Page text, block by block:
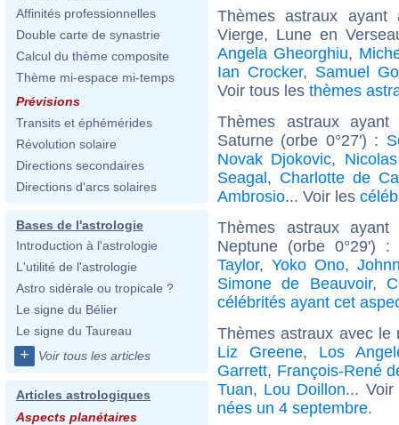
Affinités professionnelles
Double carte de synastrie
Calcul du thème composite
Thème mi-espace mi-temps
Prévisions
Transits et éphémérides
Révolution solaire
Directions secondaires
Directions d'arcs solaires
Bases de l'astrologie
Introduction à l'astrologie
L'utilité de l'astrologie
Astro sidérale ou tropicale ?
Le signe du Bélier
Le signe du Taureau
+ Voir tous les articles
Articles astrologiques
Aspects planétaires
Thèmes astraux
Vierge, Lune en
Angela Gheorghiu,
Ian Crocker, Samuel
Voir tous les thèmes
Thèmes astraux
Saturne (orbe 0°27') :
Novak Djokovic,
Seagal, Charlotte de
Ambrosio... Voir les
Thèmes astraux
Neptune (orbe 0°29') :
Taylor,Yoko Ono,
Simone de Beauvoir,
célébrités ayant cet
Thèmes astraux avec
Liz Greene, Los
Garrett, François-René
Tuan, Lou Doillon...
nées un 4 septembre.